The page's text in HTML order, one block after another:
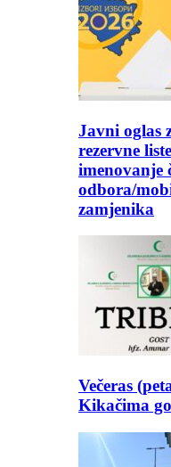
Javni oglas
rezervne
imenovanje
odbora/
zamjenika
Večeras
Kikačima